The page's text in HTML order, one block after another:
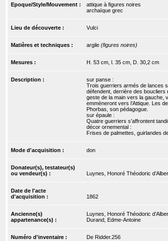
Epoque/Style/Mouvement :
attique à figures noires
archaïque grec
Lieu de découverte : Vulci
Matières et techniques : argile (figures noires)
Mesures : H. 53 cm, l. 35 cm, D. 30,2 cm
Description :
sur panse :
Trois guerriers armés de lances
défendent, derrière des boucliers
geste de la main vers la gauche,
emmèneront vers l’Attique. Les
Phorbas, son pédagogue.
sur épaule :
Quatre guerriers s’affrontent
décor ornemental :
Frises de palmettes, guirlandes
Mode d'acquisition : don
Donateur(s), testateur(s)
ou vendeur(s) :
Luynes, Honoré Théodoric
Date de l'acte
d'acquisition :
1862
Ancienne(s)
appartenance(s) :
Luynes, Honoré Théodoric
Durand, Edme-Antoine
Numéro d'inventaire : De Ridder.256